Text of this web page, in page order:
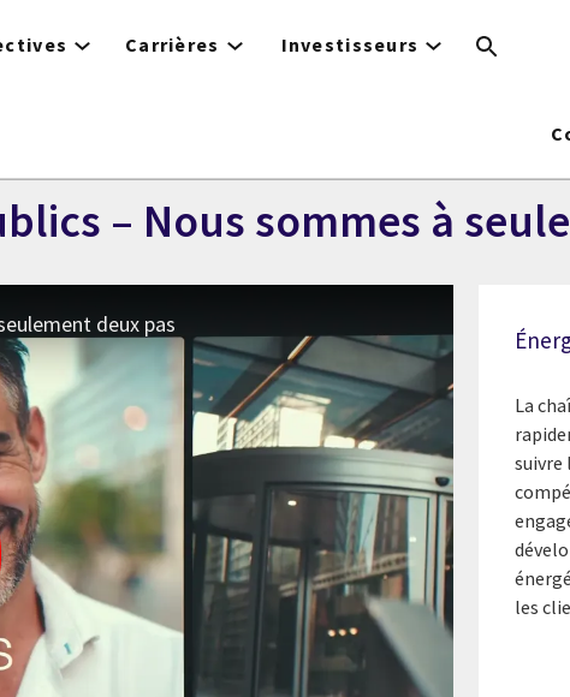
Carrières Investisseurs
– Nous sommes à
deux pas
La
suivre
les